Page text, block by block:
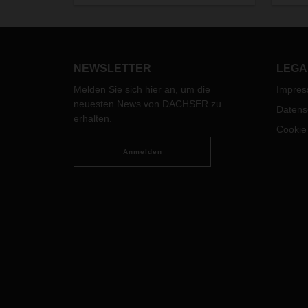
dazu beitragen? Wir haben einen
DACHSER.
NEWSLETTER
Melden Sie sich hier an, um die
neuesten News von DACHSER zu
erhalten.
Anmelden